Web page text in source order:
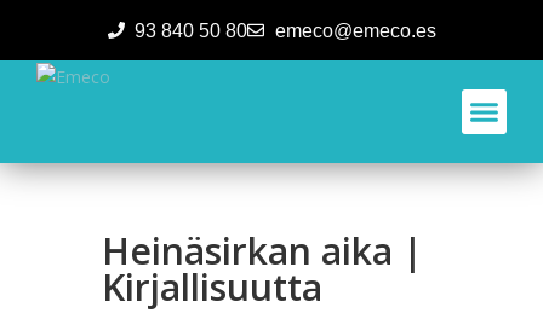
93 840 50 80 emeco@emeco.es
Heinäsirkan aika |
Kirjallisuutta